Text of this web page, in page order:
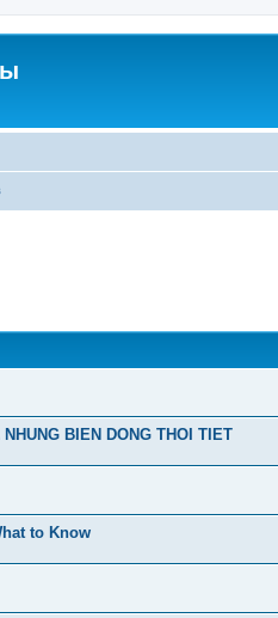
BIEN DONG THOI TIET
to Know